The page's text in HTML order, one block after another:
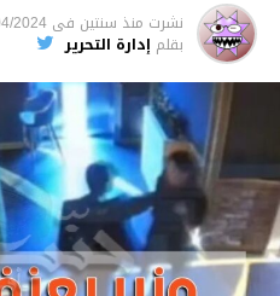
نشرت منذ سنتين فى 2024
بقلم إدارة التحرير